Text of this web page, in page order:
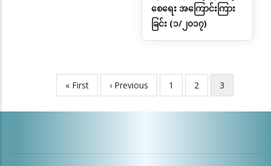
စေရေး အကြောင်းကြား
ခြင်း (၁/၂၀၁၇)
Pagination
First
« First
Previous
‹ Previous Page
1 Page
2
လက်ရှိ
3